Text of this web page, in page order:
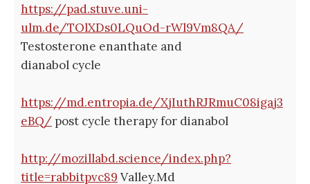
https://pad.stuve.uni-
ulm.de/TOlXDs0LQuOd-rWl9Vm8QA/
Testosterone enanthate and
dianabol cycle
https://md.entropia.de/XjIuthRJRmuC08igaj3
eBQ/ post cycle therapy for dianabol
http://mozillabd.science/index.php?
title=rabbitpvc89 Valley.Md